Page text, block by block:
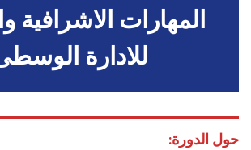
المهارات الاشرافية
للادارة
حول الدورة: